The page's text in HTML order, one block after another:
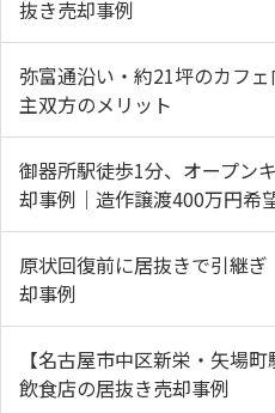
抜き売却事例
弥富通沿い・約21坪のカフ
主双方のメリット
御器所駅徒歩1分、オープン
却事例｜造作譲渡400万円希
原状回復前に居抜きで引継
却事例
【名古屋市中区新栄・矢場
飲食店の居抜き売却事例